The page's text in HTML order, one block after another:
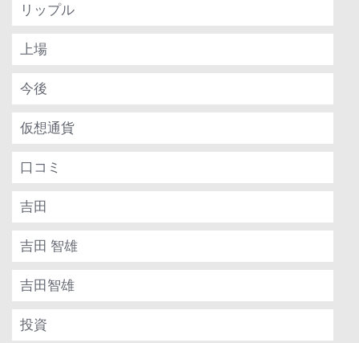
リップル
上場
今後
仮想通貨
口コミ
吉田
吉田 智雄
吉田智雄
投資